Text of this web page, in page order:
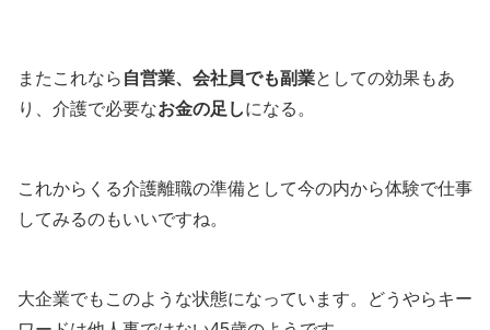
またこれなら 自営業、会社員でも副業としての効果もあ
り、介護で必要なお金の足しになる。
これからくる介護離職の準備として今の内から体験で仕事
してみるのもいいですね。
大企業でもこのような状態になっています。どうやらキー